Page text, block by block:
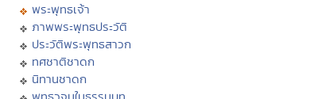
พระพุทธเจ้า
ภาพพระพุทธประวัติ
ประวัติพระพุทธสาวก
ทศชาติชาดก
นิทานชาดก